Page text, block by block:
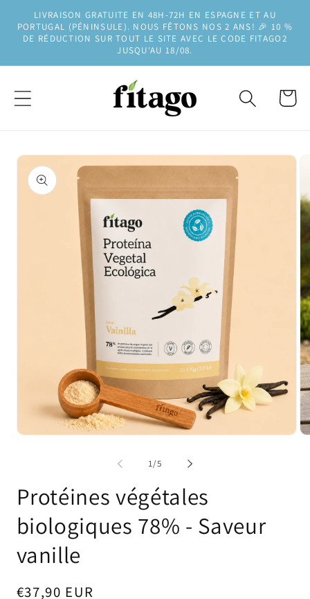
passer
au
LIVRAISON GRATUITE EN 48H-72H EN ESPAGNE ET AU
PORTUGAL (PÉNINSULE). NOUS FÊTONS NOS 2 ANS! 🎉 10 %
DE RÉDUCTION SUR TOUT LE SITE AVEC LE CODE FITAGO2
JUSQU'AU 18/08.
Panier
Passer aux
informations
produits
une
fenêtre
1/de
5
Protéines végétales
biologiques 78% - Saveur
vanille
Prix
€37,90 EUR